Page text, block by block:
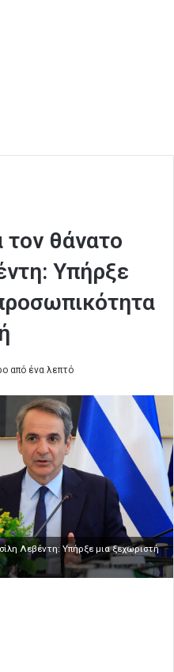
θάνατο
Υπήρξε
από ένα λεπτό
Λεβέντη: Υπήρξε μια ξεχωριστή